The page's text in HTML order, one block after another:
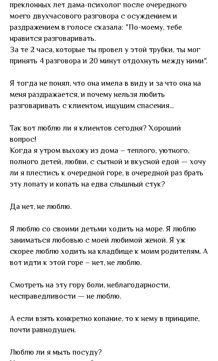
преклонных лет дама-психолог после очередного
моего двухчасового разговора с осуждением и
раздражением в голосе сказала: "По-моему, тебе
нравится разговаривать.
За те 2 часа, которые ты провел у этой трубки, ты мог
принять 4 разговора и 20 минут отдохнуть между ними".
Я тогда не понял, что она имела в виду и за что она на
меня раздражается, и почему нельзя любить
разговаривать с клиентом, ищущим спасения...
Так вот люблю ли я клиентов сегодня? Хороший
вопрос!
Когда я утром выхожу из дома – теплого, уютного,
полного детей, любви, с сытной и вкусной едой — хочу
ли я плестись к очередной горе, в очередной раз брать
эту лопату и копать на едва слышный стук?
Да нет, не люблю.
Я люблю со своими детьми ходить на море. Я люблю
заниматься любовью с моей любимой женой. Я уж
скорее люблю ходить на кладбище к моим родителям. А
вот идти к этой горе – нет, не люблю.
Смотреть на эту гору боли, неблагодарности,
несправедливости — не люблю.
А если взять конкретно копание, то к нему в принципе,
почти равнодушен.
Люблю ли я мыть посуду?